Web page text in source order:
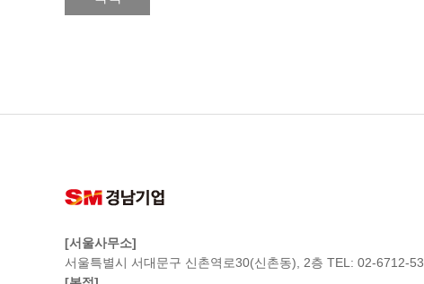
[서울사무소]
서울특별시 서대문구 신촌역로30(신촌동), 2층 TEL: 02-6712-